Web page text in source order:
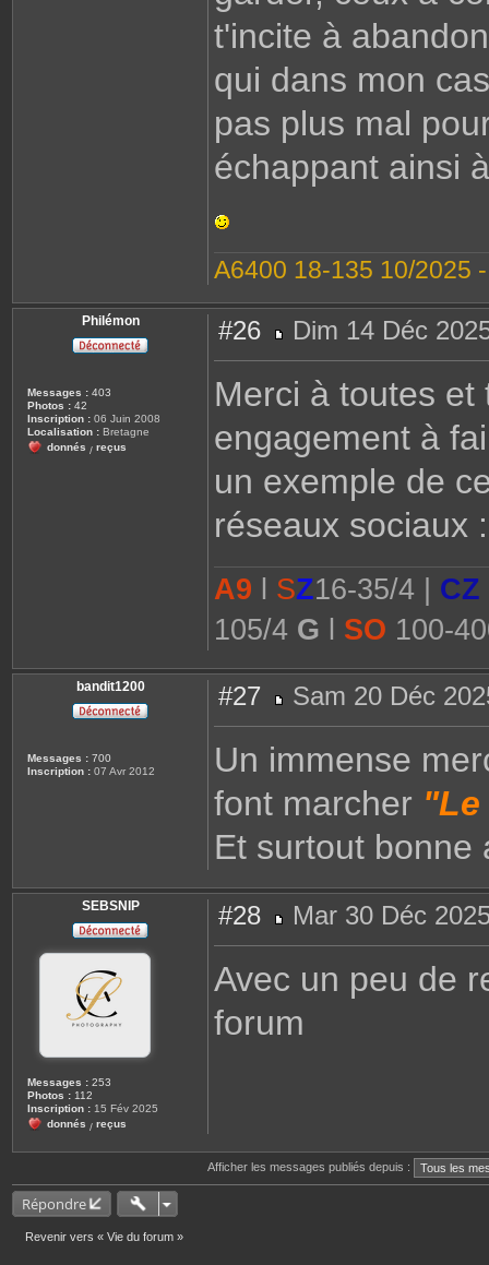
t'incite à
qui dans mon
pas plus mal
échappant ainsi
A6400 18-135 10/2025
Philémon
Messages : 403
Photos : 42
Inscription : 06 Juin 2008
Localisation : Bretagne
donnés / reçus
#26
e
Dim 14 Déc
Merci à toutes
engagement à
un exemple de
réseaux sociaux
A9 SZ16-35/4 | CZ
105/4 G SO 100-
bandit1200
Messages : 700
Inscription : 07 Avr 2012
#27
e
Sam 20 Déc
Un immense
font marcher
Et surtout
SEBSNIP
Messages : 253
Photos : 112
Inscription : 15 Fév 2025
donnés / reçus
#28
e
Mar 30 Déc
Avec un peu de
forum
Afficher les messages publiés depuis :
Répondre
Revenir vers « Vie du forum »